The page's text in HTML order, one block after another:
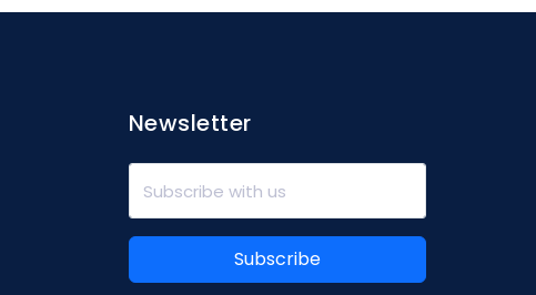
Newsletter
Subscribe